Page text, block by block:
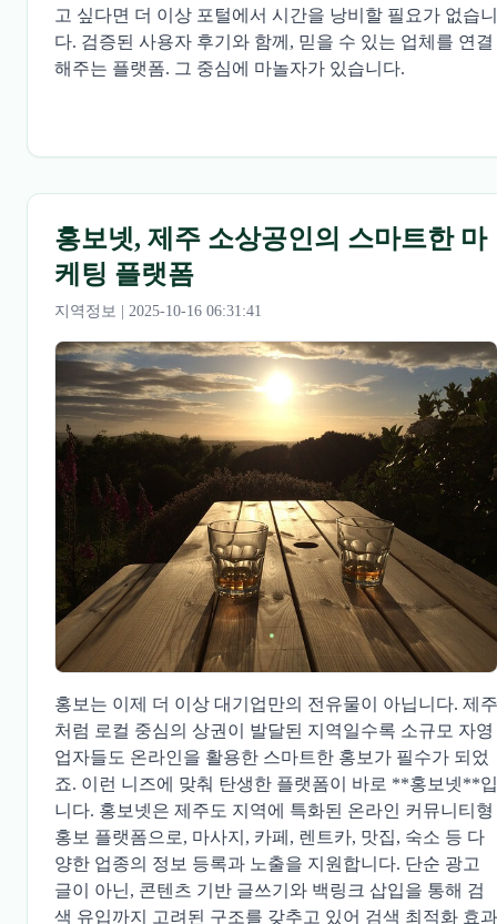
고 싶다면 더 이상 포털에서 시간을 낭비할 필요가 없습니
다. 검증된 사용자 후기와 함께, 믿을 수 있는 업체를 연결
해주는 플랫폼. 그 중심에 마놀자가 있습니다.
홍보넷, 제주 소상공인의 스마트한 마
케팅 플랫폼
지역정보 | 2025-10-16 06:31:41
홍보는 이제 더 이상 대기업만의 전유물이 아닙니다. 제주
처럼 로컬 중심의 상권이 발달된 지역일수록 소규모 자영
업자들도 온라인을 활용한 스마트한 홍보가 필수가 되었
죠. 이런 니즈에 맞춰 탄생한 플랫폼이 바로 **홍보넷**입
니다. 홍보넷은 제주도 지역에 특화된 온라인 커뮤니티형
홍보 플랫폼으로, 마사지, 카페, 렌트카, 맛집, 숙소 등 다
양한 업종의 정보 등록과 노출을 지원합니다. 단순 광고
글이 아닌, 콘텐츠 기반 글쓰기와 백링크 삽입을 통해 검
색 유입까지 고려된 구조를 갖추고 있어 검색 최적화 효과